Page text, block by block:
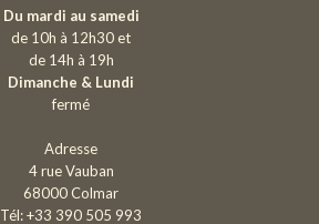
Du mardi au samedi
de 10h à 12h30 et
de 14h à 19h
Dimanche & Lundi
fermé
Adresse
4 rue Vauban
68000 Colmar
Tél: +33 390 505 993